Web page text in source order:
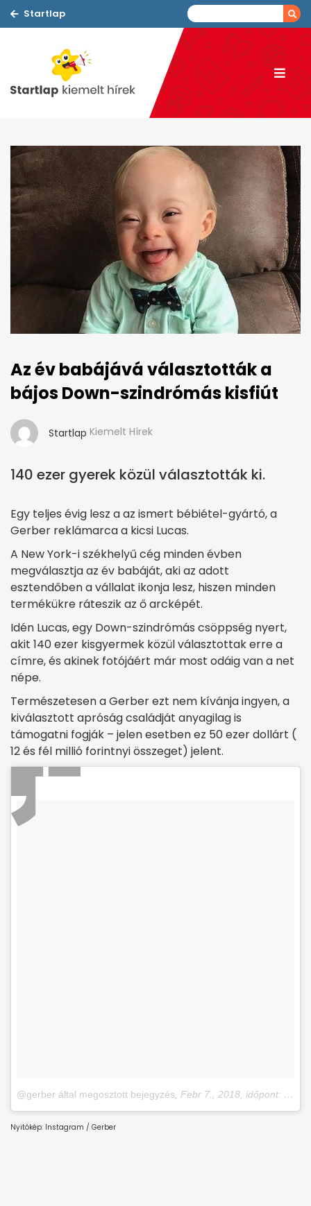
Startlap
Az év babájává választották a
bájos Down-szindrómás kisfiút
Startlap Kiemelt Hírek
140 ezer gyerek közül választották ki.
Egy teljes évig lesz a az ismert bébiétel-gyártó, a
Gerber reklámarca a kicsi Lucas.
A New York-i székhelyű cég minden évben
megválasztja az év babáját, aki az adott
esztendőben a vállalat ikonja lesz, hiszen minden
termékükre ráteszik az ő arcképét.
Idén Lucas, egy Down-szindrómás csöppség nyert,
akit 140 ezer kisgyermek közül választottak erre a
címre, és akinek fotójáért már most odáig van a net
népe.
Természetesen a Gerber ezt nem kívánja ingyen, a
kiválasztott apróság családját anyagilag is
támogatni fogják – jelen esetben ez 50 ezer dollárt (
12 és fél millió forintnyi összeget) jelent.
@gerber által megosztott bejegyzés Febr 7., 2018, időpont: 5:53 (PST időzóna szerint)
Nyitókép: Instagram / Gerber